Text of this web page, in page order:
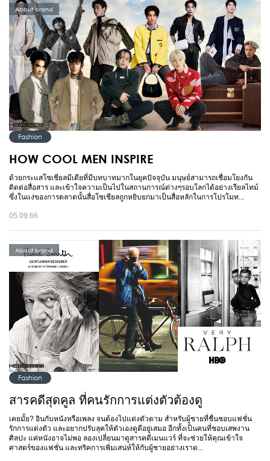
About brand
Fashion
HOW COOL MEN INSPIRE
ด้วยกระแสโซเชียลมีเดียที่มีบทบาทมากในยุคปัจจุบัน มนุษย์สามารถเชื่อมโยงกัน
ติดต่อสื่อสาร และเข้าใจความเป็นไปในสถานการณ์ต่างๆรอบโลกได้อย่างเรียลไทม์
ซึ่งในแง่ของการตลาดนั้นสื่อโซเชียลถูกหยิบยกมาเป็นสื่อหลักในการโปรโมท...
05.09.66
About brand
Fashion
สารคดีสุดคูล ที่คนรักการแต่งตัวต้องดู
เคยมั้ย? อินกับหนังหรือเพลง จนต้องไปแต่งตัวตาม สำหรับผู้ชายที่ชื่นชอบแฟชั่น
รักการแต่งตัว และอยากปรับลุคให้ตัวเองดูดีอยู่เสมอ อีกทั้งเป็นคนที่ชอบเสพงาน
ศิลปะ แค่หนังอาจไม่พอ ลองเปลี่ยนมาดูสารคดีเมนแวร์ ที่จะช่วยให้คุณเข้าใจ
ศาสตร์ของแฟชั่น และทริคการเพิ่มเสน่ห์ให้กับผู้ชายอย่างเราด...